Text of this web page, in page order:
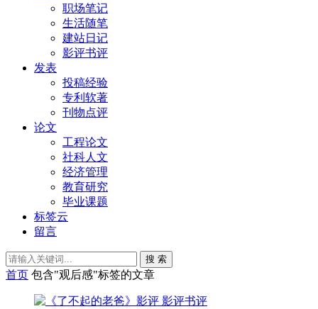
职场笔记
生活随笔
建站日记
影评书评
发表
投稿经验
专利软著
刊物点评
论文
工程论文
社科人文
经济管理
教育研究
毕业课题
标签云
留言
搜 索
首页 包含"观后感"标签的文章
影评书评